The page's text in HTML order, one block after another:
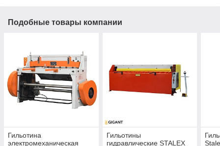
Подобные товары компании
Гильотина
электромеханическая
Гильотины
гидравлические STALEX